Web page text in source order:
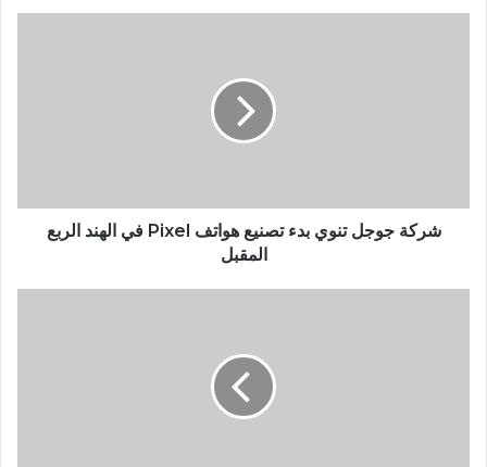
شركة جوجل تنوي بدء تصنيع هواتف Pixel في الهند الربع
المقبل